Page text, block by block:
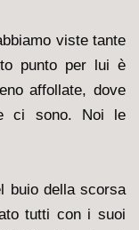
viste tante
punto per lui è
affollate, dove
ci sono. Noi le
buio della scorsa
tutti con i suoi